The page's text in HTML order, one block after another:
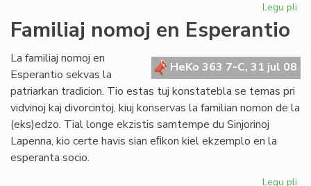
Legu pli
Familiaj nomoj en Esperantio
HeKo 363 7-C, 31 jul 08
La familiaj nomoj en
Esperantio sekvas la
patriarkan tradicion. Tio estas tuj konstatebla se temas pri
vidvinoj kaj divorcintoj, kiuj konservas la familian nomon de la
(eks)edzo. Tial longe ekzistis samtempe du Sinjorinoj
Lapenna, kio certe havis sian eﬁkon kiel ekzemplo en la
esperanta socio.
Legu pli